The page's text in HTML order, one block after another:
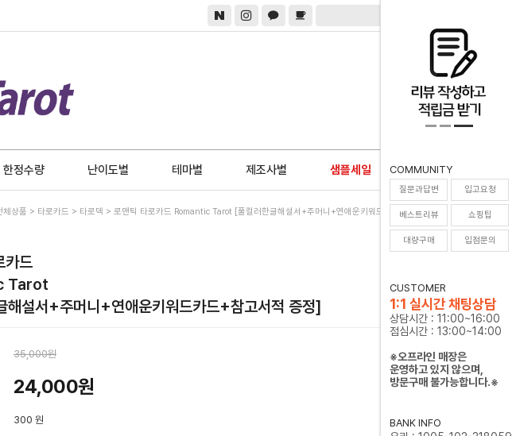
한정수량 난이도별 테마별 제조사별 샘플세일 0
COMMUNITY
질문과답변 입고요청
베스트리뷰 쇼핑팁
대량구매 입점문의
CUSTOMER
1:1 실시간 채팅상담
상담시간 : 11:00~16:00
점심시간 : 13:00~14:00
※오프라인 매장은
운영하고 있지 않으며,
방문구매 불가능합니다.※
BANK INFO
체상품 > 타로카드 > 타로덱 > 로맨틱 타로카드 Romantic Tarot [풀컬러한글해설서+주머니+연애운키워드카드+참고서적 증정]
카드
Tarot
해설서+주머니+연애운키워드카드+참고서적 증정]
35,000원
24,000원
300 원